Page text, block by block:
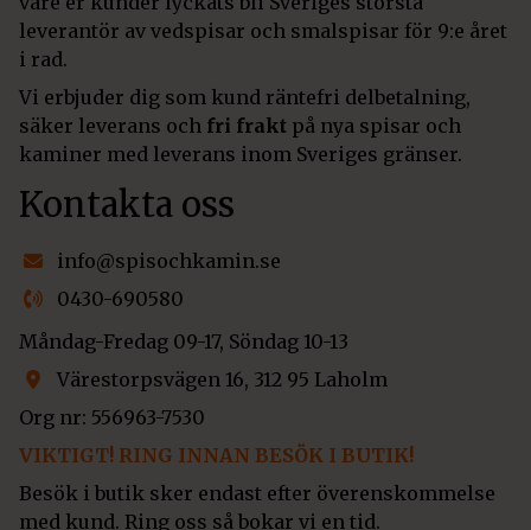
leverantör av vedspisar och smalspisar för 9:e året
i rad.
Vi erbjuder dig som kund räntefri delbetalning,
säker leverans och fri frakt på nya spisar och
kaminer med leverans inom Sveriges gränser.
Kontakta oss
info@spisochkamin.se
0430-690580
Måndag-Fredag 09-17, Söndag 10-13
Värestorpsvägen 16, 312 95 Laholm
Org nr: 556963-7530
VIKTIGT! RING INNAN BESÖK I BUTIK!
Besök i butik sker endast efter överenskommelse
med kund. Ring oss så bokar vi en tid.